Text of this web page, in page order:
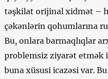
təşkilat orijinal xidmət –
çəkənlərin qohumlarına
Bu, onlara barmaqlıqlar
problemsiz ziyarət etmək
buna xüsusi icazəsi var.